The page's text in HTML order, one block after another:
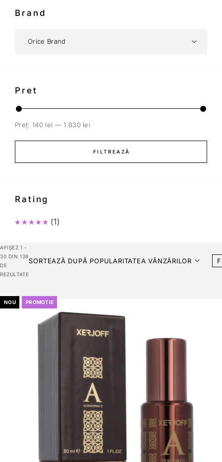
Brand
Pret
FILTREAZĂ
Preț: 140 lei —1.830 lei
Rating
Evaluat la
(1)
AFIȘEZ 1 -
30 DIN 139
DE
REZULTATE
SORTEAZĂ DUPĂ POPULARITATEA VÂNZĂRILOR
NOU PROMOTIE